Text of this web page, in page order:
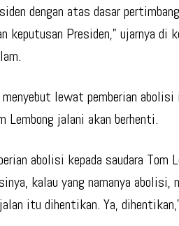
dengan atas dasar
keputusan Presiden,” ujarnya di
lewat pemberian
Lembong jalani akan berhenti.
abolisi kepada saudara Tom
kalau yang namanya abolisi,
itu dihentikan. Ya,